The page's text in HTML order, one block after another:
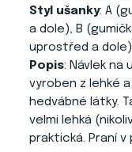
Styl ušanky: A
a dole), B
uprostřed a dole)
Popis: Návlek na
vyroben z lehké
hedvábné látky.
velmi lehká
praktická. Praní v